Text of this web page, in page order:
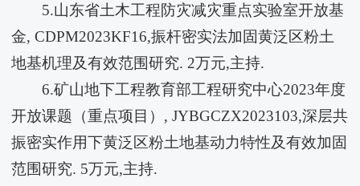
5.山东省土木工程防灾减灾重点实验室开放基
金, CDPM2023KF16,振杆密实法加固黄泛区粉土
地基机理及有效范围研究. 2万元,主持.
6.矿山地下工程教育部工程研究中心2023年度
开放课题（重点项目）, JYBGCZX2023103,深层共
振密实作用下黄泛区粉土地基动力特性及有效加固
范围研究. 5万元,主持.